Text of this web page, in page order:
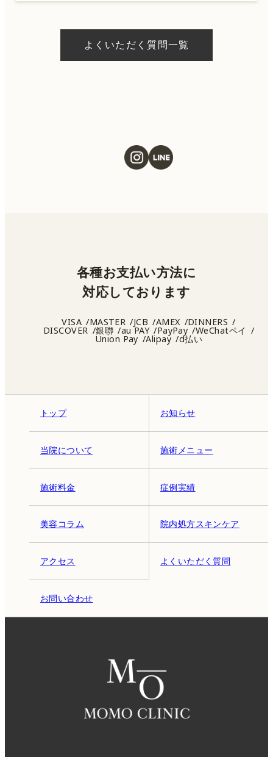
ただける施術もございます。当日の施術をご
希望の場合は、ご予約の際にお気軽にご相談
よくいただく質問一覧
トップ お知らせ
当院について 施術メニュー
施術料金 症例実績
美容コラム 院内処方スキンケア
アクセス よくいただく質問
お問い合わせ
各種お支払い方法に
対応しております
VISA MASTER JCB AMEX DINNERS
DISCOVER 銀聯 au PAY PayPay WeChatペイ
Union Pay Alipay d払い